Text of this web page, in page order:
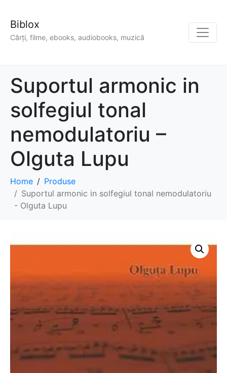
Biblox
Cărți, filme, ebooks, audiobooks, muzică
Suportul armonic in
solfegiul tonal
nemodulatoriu –
Olguta Lupu
Home
Produse
Suportul armonic in solfegiul tonal nemodulatoriu
- Olguta Lupu